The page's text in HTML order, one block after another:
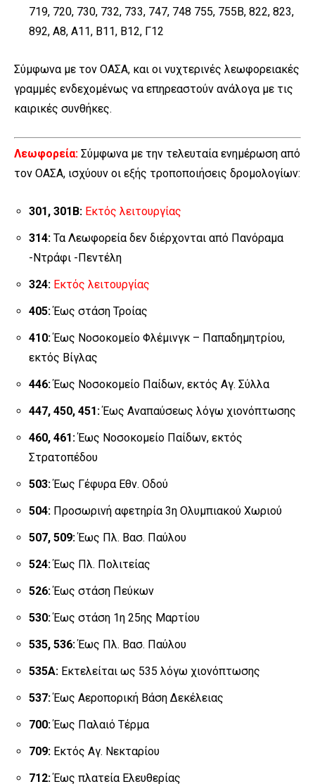
719, 720, 730, 732, 733, 747, 748 755, 755Β, 822, 823,
892, Α8, Α11, Β11, Β12, Γ12
Σύμφωνα με τον ΟΑΣΑ, και οι νυχτερινές λεωφορειακές
γραμμές ενδεχομένως να επηρεαστούν ανάλογα με τις
καιρικές συνθήκες.
Λεωφορεία: Σύμφωνα με την τελευταία ενημέρωση από
τον ΟΑΣΑ, ισχύουν οι εξής τροποποιήσεις δρομολογίων:
301, 301Β: Εκτός λειτουργίας
314: Τα Λεωφορεία δεν διέρχονται από Πανόραμα
-Ντράφι -Πεντέλη
324: Εκτός λειτουργίας
405:Έως στάση Τροίας
410:Έως Νοσοκομείο Φλέμινγκ – Παπαδημητρίου,
εκτός Βίγλας
446:Έως Νοσοκομείο Παίδων, εκτός Αγ. Σύλλα
447, 450, 451:Έως Αναπαύσεως λόγω χιονόπτωσης
460, 461:Έως Νοσοκομείο Παίδων, εκτός
Στρατοπέδου
503:Έως Γέφυρα Εθν. Οδού
504: Προσωρινή αφετηρία 3η Ολυμπιακού Χωριού
507, 509:Έως Πλ. Βασ. Παύλου
524:Έως Πλ. Πολιτείας
526:Έως στάση Πεύκων
530:Έως στάση 1η 25ης Μαρτίου
535, 536:Έως Πλ. Βασ. Παύλου
535Α: Εκτελείται ως 535 λόγω χιονόπτωσης
537:Έως Αεροπορική Βάση Δεκέλειας
700:Έως Παλαιό Τέρμα
709: Εκτός Αγ. Νεκταρίου
712:Έως πλατεία Ελευθερίας